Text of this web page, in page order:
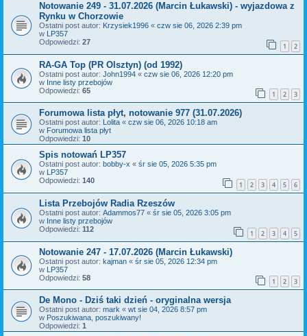
Notowanie 249 - 31.07.2026 (Marcin Łukawski) - wyjazdowa z
Rynku w Chorzowie
Ostatni post autor: Krzysiek1996 « czw sie 06, 2026 2:39 pm
w LP357
Odpowiedzi: 27 1 2
RA-GA Top (PR Olsztyn) (od 1992)
Ostatni post autor: John1994 « czw sie 06, 2026 12:20 pm
w Inne listy przebojów
Odpowiedzi: 65 1 2 3
Forumowa lista płyt, notowanie 977 (31.07.2026)
Ostatni post autor: Lolita « czw sie 06, 2026 10:18 am
w Forumowa lista płyt
Odpowiedzi: 10
Spis notowań LP357
Ostatni post autor: bobby-x « śr sie 05, 2026 5:35 pm
w
LP357
Odpowiedzi: 140 1 2 3 4 5 6
Lista Przebojów Radia Rzeszów
Ostatni post autor: Adammos77 « śr sie 05, 2026 3:05 pm
w Inne listy przebojów
Odpowiedzi: 112 1 2 3 4 5
Notowanie 247 - 17.07.2026 (Marcin Łukawski)
Ostatni post autor: kajman « śr sie 05, 2026 12:34 pm
w LP357
Odpowiedzi: 58 1 2 3
De Mono - Dziś taki dzień - oryginalna wersja
Ostatni post autor: mark « wt sie 04, 2026 8:57 pm
w Poszukiwana, poszukiwany!
Odpowiedzi: 1